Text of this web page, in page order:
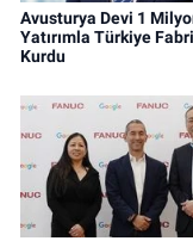
Avusturya Devi 1
Yatırımla Türkiye
Kurdu